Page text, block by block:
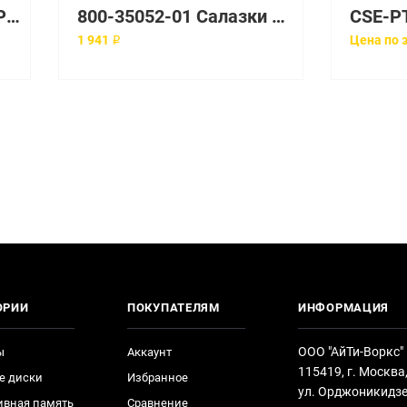
335537-001 Салазки HP 3.5 SATA/SAS Tray Caddy для серверов HP 800-35052-01 Салазки Cisco 2.5" SATA SAS
1 941 ₽ Цена по
диски
память
ПОКУПАТЕЛЯМ
Аккаунт
Избранное
Сравнение
ИНФОРМАЦИЯ
ООО "АйТи-Воркс"
115419, г. Москва,
ул.